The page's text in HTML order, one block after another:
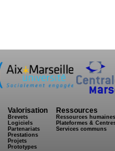
Valorisation
Brevets
Logiciels
Partenariats
Prestations
Projets
Prototypes
Ressources
Ressources humaines
Plateformes &
Services communs